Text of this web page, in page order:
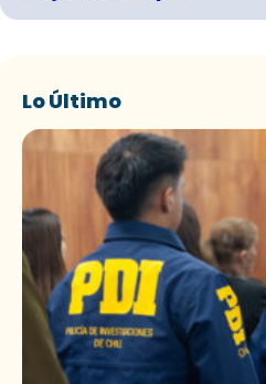
Lo Último